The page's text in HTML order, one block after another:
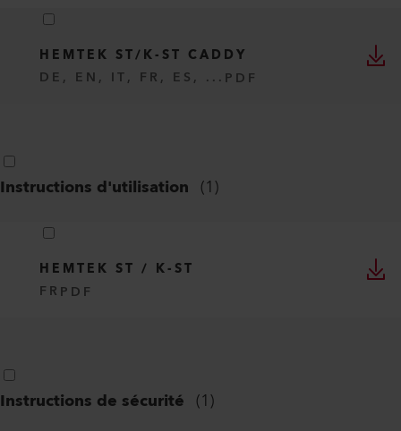
HEMTEK ST/K-ST CADDY
DE, EN, IT, FR, ES, ... PDF
Instructions d'utilisation (1)
HEMTEK ST / K-ST
FR PDF
Instructions de sécurité (1)